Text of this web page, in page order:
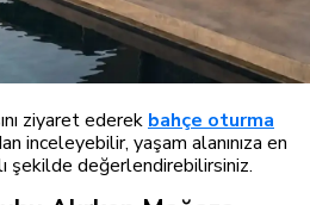
ziyaret ederek bahçe oturma
inceleyebilir, yaşam alanınıza en
şekilde değerlendirebilirsiniz.